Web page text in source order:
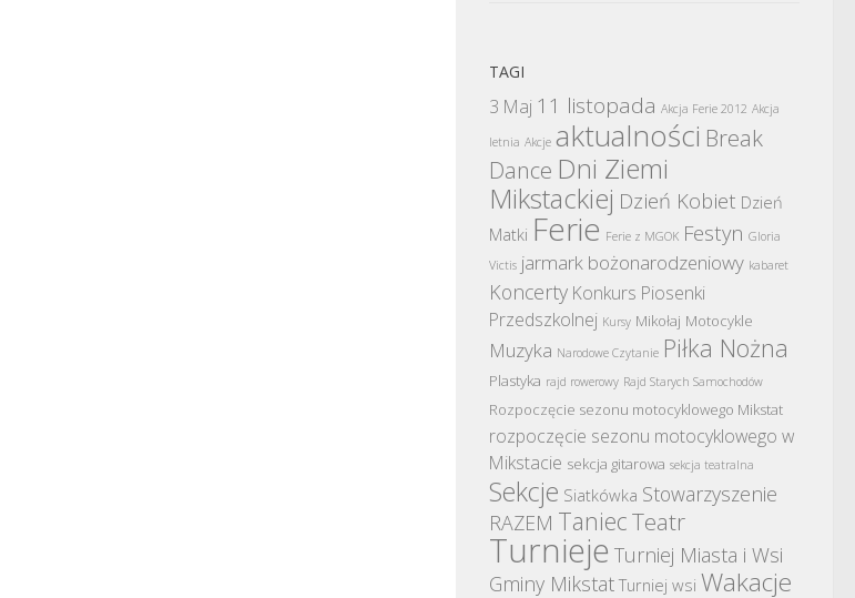
TAGI
3 Maj 11 listopada Akcja Ferie 2012 Akcja
letnia Akcje aktualności Break
Dance Dni Ziemi
Mikstackiej Dzień Kobiet Dzień
Matki Ferie Ferie z MGOK Festyn Gloria
Victis jarmark bożonarodzeniowy kabaret
Koncerty Konkurs Piosenki
Przedszkolnej Kursy Mikołaj Motocykle
Muzyka Narodowe Czytanie Piłka Nożna
Plastyka rajd rowerowy Rajd Starych Samochodów
Rozpoczęcie sezonu motocyklowego Mikstat
rozpoczęcie sezonu motocyklowego w
Mikstacie sekcja gitarowa sekcja teatralna
Sekcje Siatkówka Stowarzyszenie
RAZEM TaniecTeatr
Turnieje Turniej Miasta i Wsi
Gminy Mikstat Turniej wsi Wakacje